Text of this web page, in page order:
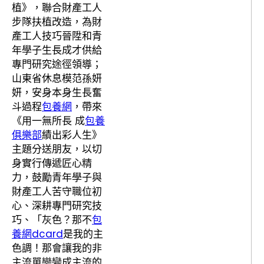
植》，聯合財產工人
步隊扶植改造，為財
產工人技巧晉陞和青
年學子生長成才供給
專門研究途徑領導；
山東省休息模范孫妍
妍，安身本身生長奮
斗過程包養網 ，帶來
《用一無所長 成包養
俱樂部績出彩人生》
主題分送朋友，以切
身實行傳遞匠心精
力，鼓勵青年學子與
財產工人苦守職位初
心、深耕專門研究技
巧、「灰色？那不包
養網dcard是我的主
色調！那會讓我的非